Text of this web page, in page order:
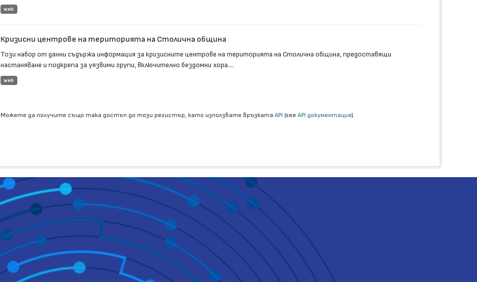
web
Кризисни центрове на територията на Столична община
Този набор от данни съдържа информация за кризисните центрове на територията на Столична община, предоставящи
настаняване и подкрепа за уязвими групи, включително бездомни хора....
web
Можете да получите също така достъп до този регистър, като използвате връзката API (see API документация).